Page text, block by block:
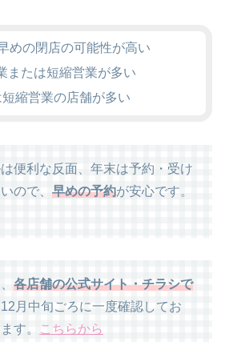
めの閉店の可能性が高い
または短縮営業が多い
縮営業の店舗が多い
便利な反面、年末は予約・受け
ので、 早めの予約が安心です。
各店舗の公式サイト・チラシで
月中旬ごろに一度確認してお
す。
こちらから